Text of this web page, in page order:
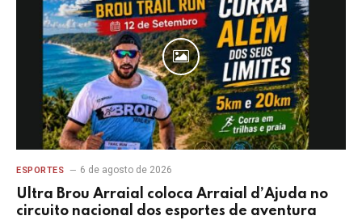
ESPORTES 6 de agosto de 2026
Ultra Brou Arraial coloca Arraial d’Ajuda no
circuito nacional dos esportes de aventura